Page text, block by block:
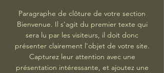
Paragraphe de clôture de votre section
Bienvenue. Il s'agit du premier texte qui
sera lu par les visiteurs, il doit donc
présenter clairement l'objet de votre site.
Capturez leur attention avec une
présentation intéressante, et ajoutez une